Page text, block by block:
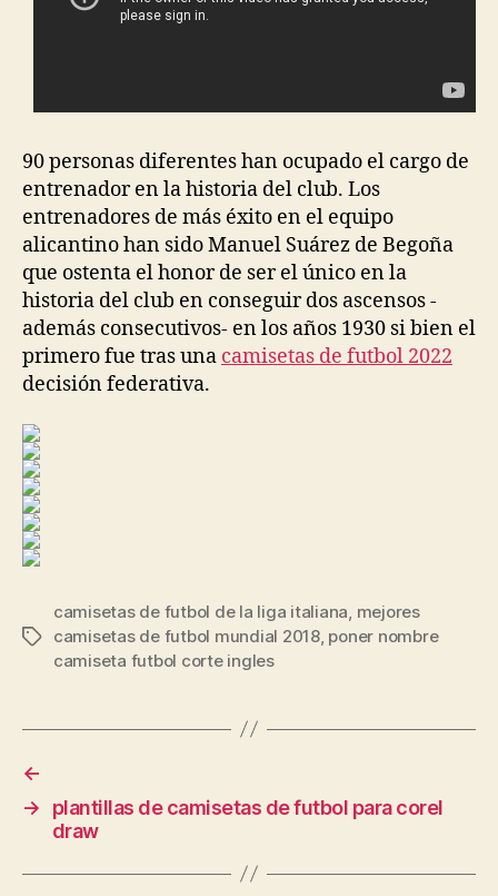
90 personas diferentes han ocupado el cargo de
entrenador en la historia del club. Los
entrenadores de más éxito en el equipo
alicantino han sido Manuel Suárez de Begoña
que ostenta el honor de ser el único en la
historia del club en conseguir dos ascensos -
además consecutivos- en los años 1930 si bien el
primero fue tras una camisetas de futbol 2022
decisión federativa.
Etiquetas
camisetas de futbol de la liga italiana mejores
camisetas de futbol mundial 2018, poner nombre
camiseta futbol corte ingles
←
→
plantillas de camisetas de futbol para corel
draw